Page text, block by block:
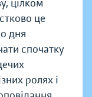
цілком
це
дня
спочатку
ролях і